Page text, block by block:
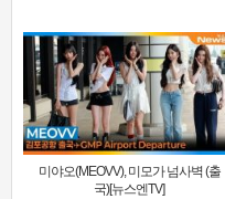
미야오(MEOVV), 미모가 넘사벽 (출
국)[뉴스엔TV]